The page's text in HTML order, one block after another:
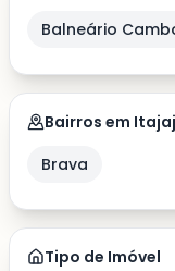
Balneário
Bairros em
Brava
Tipo de Imóvel